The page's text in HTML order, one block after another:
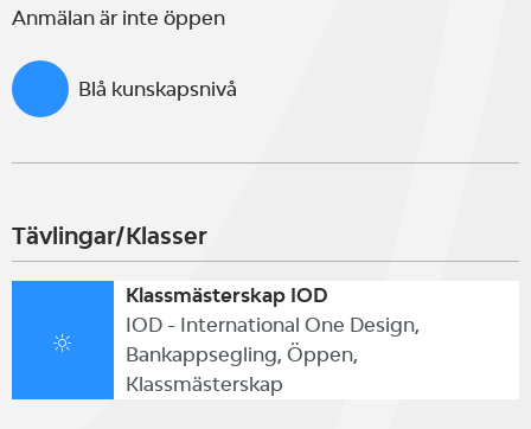
Anmälan är inte öppen
Blå kunskapsnivå
Tävlingar/Klasser
Klassmästerskap IOD
IOD - International One Design,
Bankappsegling, Öppen,
Klassmästerskap